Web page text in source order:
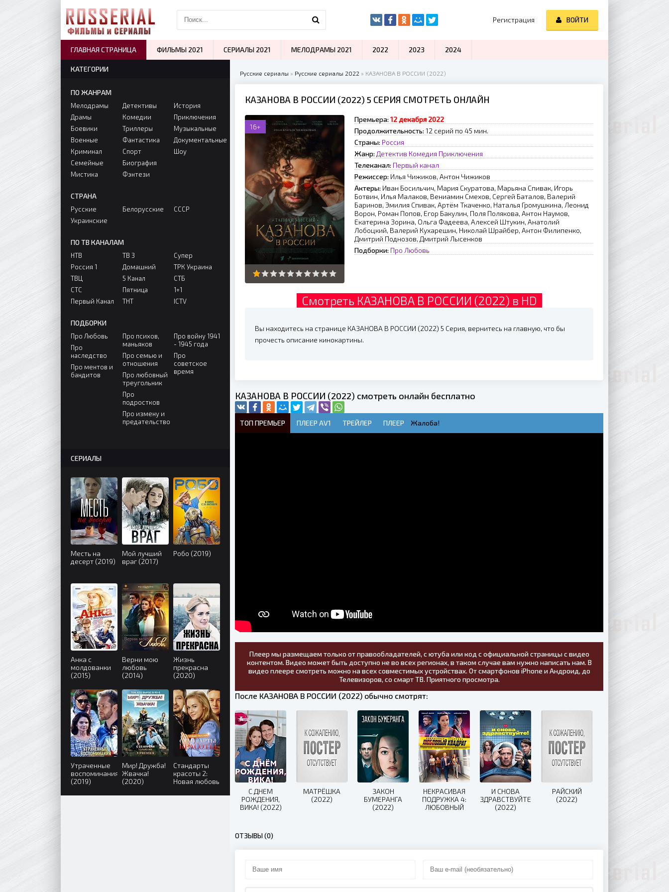
Русские сериалы » Русские сериалы 2022 » КАЗАНОВА В РОССИИ (2022)
КАЗАНОВА В РОССИИ (2022) 5 СЕРИЯ СМОТРЕТЬ ОНЛАЙН
16+
Премьера: 12 декабря 2022
Продолжительность: 12 серий по 45 мин.
Страны: Россия
Жанр: Детектив Комедия Приключения
Телеканал: Первый канал
Режиссер: Илья Чижикoв, Aнтoн Чижикoв
Актеры: Иван Босильчич, Мария Скуратова, Марьяна Спивак, Игорь
Ботвин, Илья Малаков, Вениамин Смехов, Сергей Баталов, Валерий
Баринов, Эмилия Спивак, Артём Ткаченко, Наталья Громушкина, Леонид
Ворон, Роман Попов, Егор Бакулин, Поля Полякова, Антон Наумов,
Екатерина Зорина, Ольга Фадеева, Алексей Штукин, Анатолий
Лобоцкий, Валерий Кухарешин, Николай Шрайбер, Антон Филипенко,
Дмитрий Поднозов, Дмитрий Лысенков
Подборки: Про Любовь
Смотреть КАЗАНОВА В РОССИИ (2022) в HD
Вы находитесь на странице КАЗАНОВА В РОССИИ (2022) 5 Серия, вернитесь на главную, что бы
прочесть описание кинокартины.
КАЗАНОВА В РОССИИ (2022) смотреть онлайн бесплатно
ТОП ПРЕМЬЕР ПЛЕЕР AV1 ТРЕЙЛЕР ПЛЕЕР Жалоба!
Плеер мы размещаем только от правообладателей, с ютуба или код с официальной страницы с видео
контентом. Видео может быть доступно не во всех регионах, в таком случае вам нужно написать нам. В
видео плеере смотреть можно на всех совместимых устройствах. От смартфонов iPhone и Андроид, до
Телевизоров, со смарт ТВ. Приятного просмотра.
После КАЗАНОВА В РОССИИ (2022) обычно смотрят:
С ДНЕМ
РОЖДЕНИЯ,
ВИКА! (2022)
МАТРЁШКА
(2022)
ЗАКОН
БУМЕРАНГА
(2022)
НЕКРАСИВАЯ
ПОДРУЖКА 4:
ЛЮБОВНЫЙ
И СНОВА
ЗДРАВСТВУЙТЕ!
(2022)
РАЙСКИЙ
(2022)
ОТЗЫВЫ (0)
КАТЕГОРИИ
ПО ЖАНРАМ
Мелодрамы
Драмы
Боевики
Военные
Криминал
Семейные
Мистика
Детективы
Комедии
Триллеры
Фантастика
Спорт
Биография
Фэнтези
История
Приключения
Музыкальные
Документальные
Шоу
СТРАНА
Русские
Украинские
Белорусские СССР
ПО ТВ КАНАЛАМ
НТВ
Россия 1
ТВЦ
СТС
Первый Канал
ТВ 3
Домашний
5 Канал
Пятница
ТНТ
Супер
ТРК Украина
СТБ
1+1
ICTV
ПОДБОРКИ
Про Любовь
Про
наследство
Про ментов и
бандитов
Про психов,
маньяков
Про семью и
отношения
Про любовный
треугольник
Про
подростков
Про измену и
предательство
Про войну 1941
- 1945 года
Про
советское
время
СЕРИАЛЫ
Месть на
десерт (2019)
Мой лучший
враг (2017)
Робо (2019)
Анка с
молдованки
(2015)
Верни мою
любовь
(2014)
Жизнь
прекрасна
(2020)
Утраченные
воспоминания
(2019)
Мир! Дружба!
Жвачка!
(2020)
Стандарты
красоты 2:
Новая любовь
Регистрация ВОЙТИ
ГЛАВНАЯ СТРАНИЦА ФИЛЬМЫ 2021 СЕРИАЛЫ 2021 МЕЛОДРАМЫ 2021 2022 2023 2024